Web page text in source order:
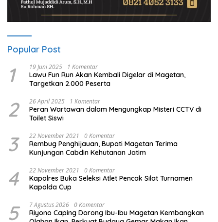
Popular Post
1 19 Juni 2025 1 Komentar
Lawu Fun Run Akan Kembali Digelar di Magetan,
Targetkan 2.000 Peserta
2 26 April 2025 1 Komentar
Peran Wartawan dalam Mengungkap Misteri CCTV di
Toilet Siswi
3 22 November 2021 0 Komentar
Rembug Penghijauan, Bupati Magetan Terima
Kunjungan Cabdin Kehutanan Jatim
4 22 November 2021 0 Komentar
Kapolres Buka Seleksi Atlet Pencak Silat Turnamen
Kapolda Cup
5 7 Agustus 2026 0 Komentar
Riyono Caping Dorong Ibu-Ibu Magetan Kembangkan